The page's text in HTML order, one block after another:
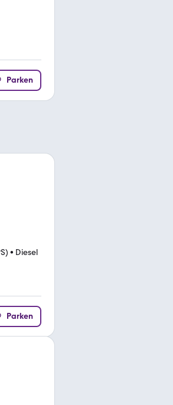
Parken
• Diesel
Parken